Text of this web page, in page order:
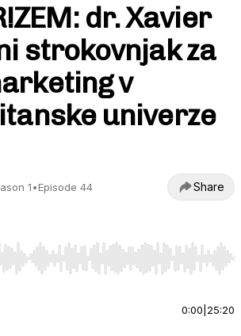
dr. Xavier
strokovnjak za
v
univerze
1•Episode 44 Share
seek, Home/End to jump to start or end.
0:00 25:20